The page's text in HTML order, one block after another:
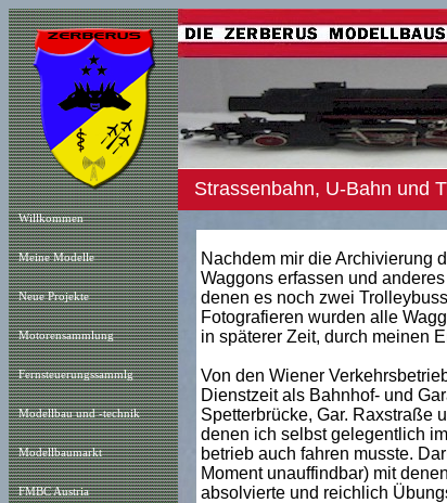
Willkommen
Meine Modelle
Neue Projekte
Motorensammlung
Fernsteuerungssammlg
Modellbau und -technik
Modellbaumarkt
FMBC Austria
Strassenbahn, U-Bahn und
Nachdem mir die Archivierung
Waggons erfassen und anderes
denen es noch zwei
Fotografieren wurden alle
in späterer Zeit, durch meinen
Von den Wiener
Dienstzeit als Bahnhof- und
Spetterbrücke, Gar. Raxstraße
denen ich selbst gelegentlich
betrieb auch fahren musste.
Moment unauffindbar) mit
absolvierte und reichlich